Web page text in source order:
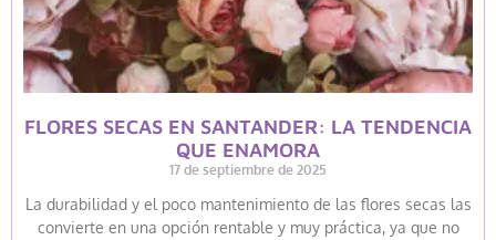
FLORES SECAS EN SANTANDER: LA TENDENCIA
QUE ENAMORA
17 de septiembre de 2025
La durabilidad y el poco mantenimiento de las flores secas las
convierte en una opción rentable y muy práctica, ya que no